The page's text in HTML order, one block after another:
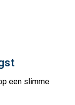
een slimme